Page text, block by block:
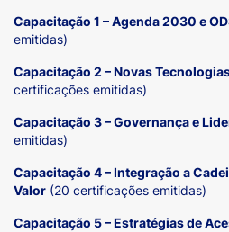
Capacitação 1 – Agenda 2030 e
emitidas)
Capacitação 2 – Novas
certificações emitidas)
Capacitação 3 – Governança e
emitidas)
Capacitação 4 – Integração a
Valor (20 certificações emitidas)
Capacitação 5 – Estratégias de